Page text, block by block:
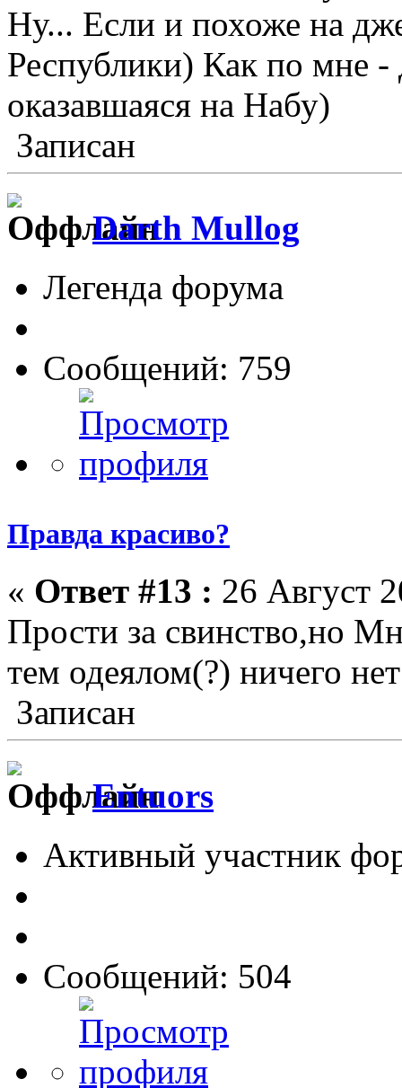
Ну... Если и похоже на
Республики) Как по мне
оказавшаяся на Набу)
Записан
Darth Mullog
Легенда форума
Сообщений: 759
Правда красиво?
« Ответ #13 : 26 Август
Прости за свинство,но
тем одеялом(?) ничего нет
Записан
Entuors
Активный участник
Сообщений: 504